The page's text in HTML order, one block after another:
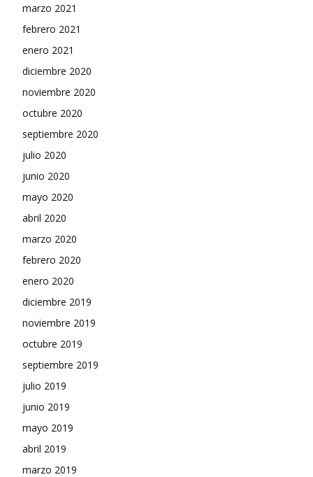
marzo 2021
febrero 2021
enero 2021
diciembre 2020
noviembre 2020
octubre 2020
septiembre 2020
julio 2020
junio 2020
mayo 2020
abril 2020
marzo 2020
febrero 2020
enero 2020
diciembre 2019
noviembre 2019
octubre 2019
septiembre 2019
julio 2019
junio 2019
mayo 2019
abril 2019
marzo 2019